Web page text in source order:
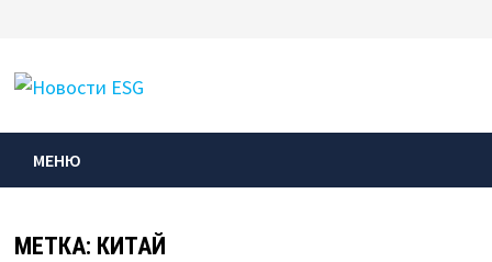
содержимому
МЕНЮ
МЕТКА: КИТАЙ